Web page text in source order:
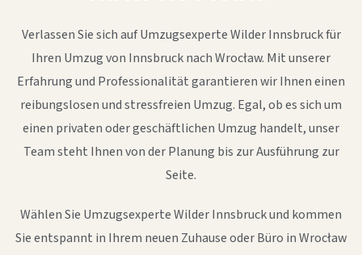
Verlassen Sie sich auf Umzugsexperte Wilder Innsbruck für
Ihren Umzug von Innsbruck nach Wrocław. Mit unserer
Erfahrung und Professionalität garantieren wir Ihnen einen
reibungslosen und stressfreien Umzug. Egal, ob es sich um
einen privaten oder geschäftlichen Umzug handelt, unser
Team steht Ihnen von der Planung bis zur Ausführung zur
Seite.
Wählen Sie Umzugsexperte Wilder Innsbruck und kommen
Sie entspannt in Ihrem neuen Zuhause oder Büro in Wrocław